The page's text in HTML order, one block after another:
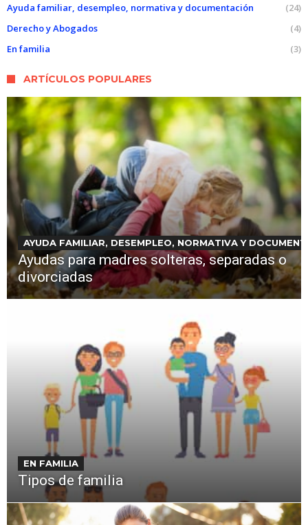
Ayuda familiar, desempleo, normativa y documentación
(24)
Derecho y Abogados
(4)
En familia
(3)
ARTÍCULOS POPULARES
AYUDA FAMILIAR, DESEMPLEO, NORMATIVA Y
Ayudas para madres solteras, separadas o
divorciadas
EN FAMILIA
Tipos de familia